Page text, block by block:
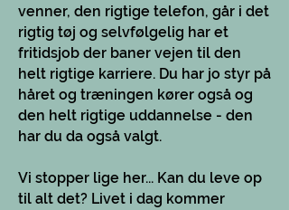
venner, den rigtige telefon, går i det
rigtig tøj og selvfølgelig har et
fritidsjob der baner vejen til den
helt rigtige karriere. Du har jo styr på
håret og træningen kører også og
den helt rigtige uddannelse - den
har du da også valgt.
Vi stopper lige her... Kan du leve op
til alt det? Livet i dag kommer